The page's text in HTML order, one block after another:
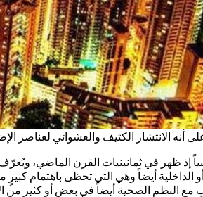
الانتشار الكثيف والعشوائي لعناصر
إذ ظهر في ثمانينيات القرن الماضي،
الداخلية أيضاً وهي التي تحظى باهتمام
مع النظم الصحية أيضاً في بعض أو كثيرٍ